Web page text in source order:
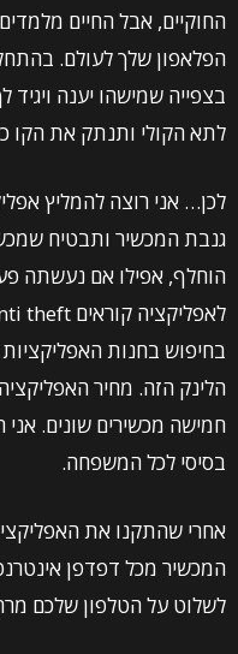
החוקיים, אבל החיים
הפלאפון שלך לעולם.
בצפייה שמישהו יענה
לתא הקולי ותנתק את הקו
לכן… אני רוצה להמליץ
גנבת המכשיר ותבטיח
הוחלף, אפילו אם נעשתה
חמישה מכשירים שונים.
בסיסי לכל המשפחה.
אחרי שהתקנו את
המכשיר מכל דפדפן
לשלוט על הטלפון שלכם